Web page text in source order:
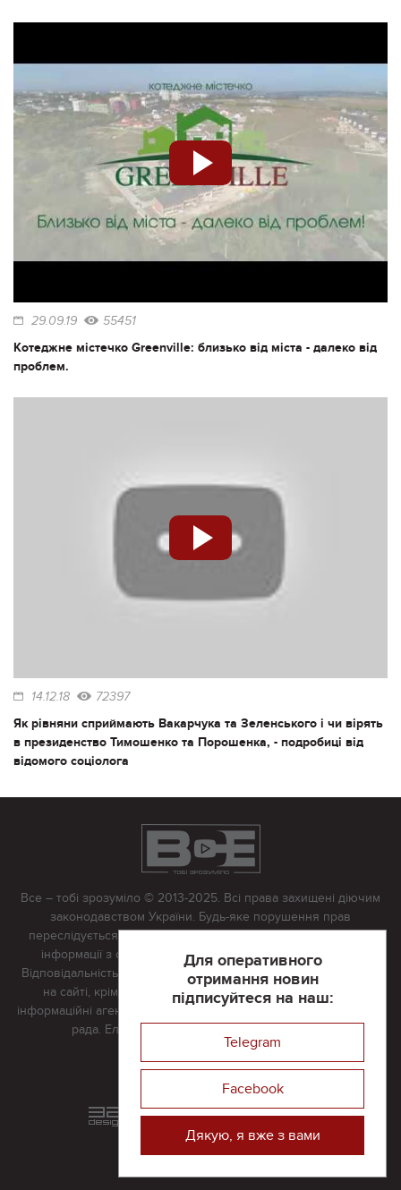
29.09.19 55451
Котеджне містечко Greenville: близько від міста - далеко від
проблем.
14.12.18 72397
Як рівняни сприймають Вакарчука та Зеленського і чи вірять
в президенство Тимошенко та Порошенка, - подробиці від
відомого соціолога
Для оперативного
отримання новин
підписуйтеся на наш:
Telegram
Facebook
Дякую, я вже з вами
Все – тобі зрозуміло © 2013-2025. Всі права захищені діючим
законодавством України. Будь-яке порушення прав
переслідується в судовому порядку. Будь-яке відтворення
інформації з сайту тільки з письмово дозволу редакції.
Відповідальність за достовірність усіх матеріалів, розміщених
на сайті, крім матеріалів, які містять посилання на інші
інформаційні агентства або інтернет-видання, несе редакційна
рада. Електронна пошта:
Реклама на сайті
Розроблений та підтримується